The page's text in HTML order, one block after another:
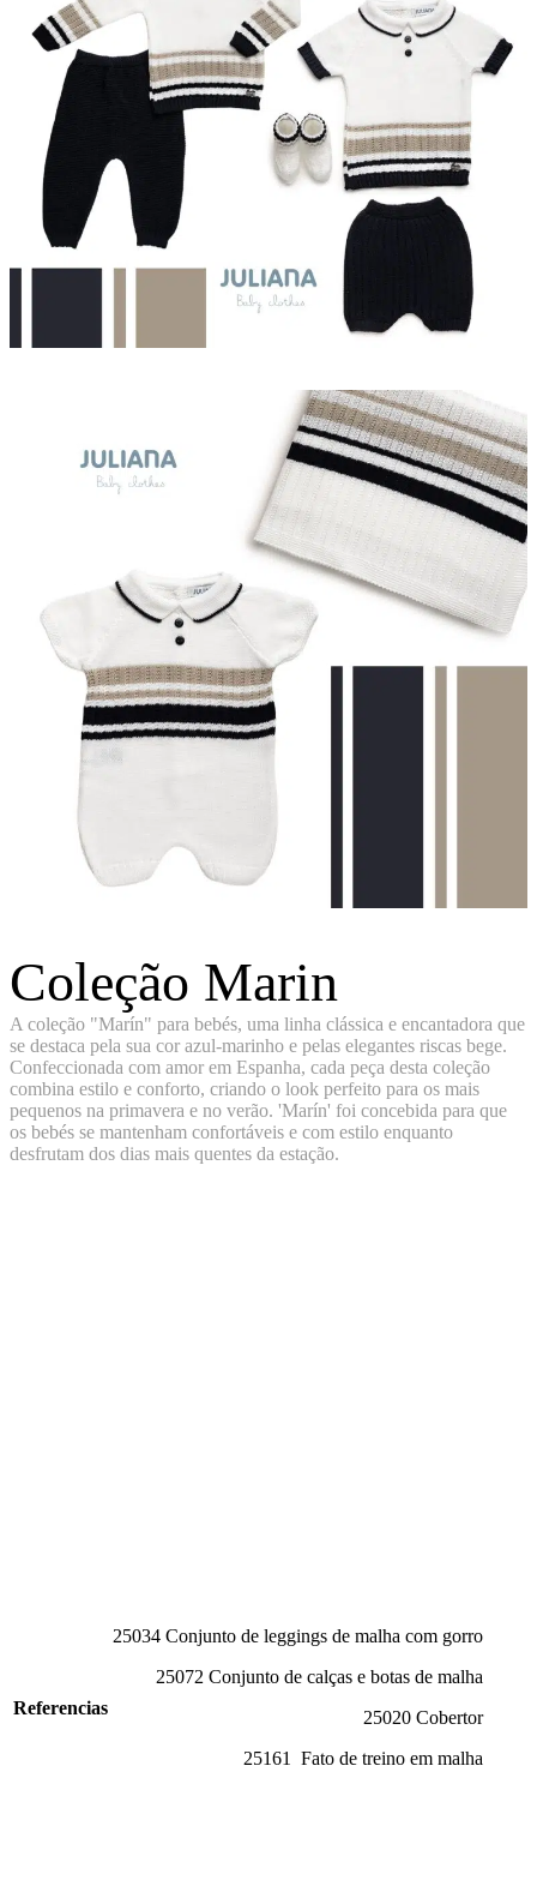
Coleção Marin
A coleção "Marín" para bebés, uma linha clássica e encantadora que
se destaca pela sua cor azul-marinho e pelas elegantes riscas bege.
Confeccionada com amor em Espanha, cada peça desta coleção
combina estilo e conforto, criando o look perfeito para os mais
pequenos na primavera e no verão. 'Marín' foi concebida para que
os bebés se mantenham confortáveis e com estilo enquanto
desfrutam dos dias mais quentes da estação.
Referencias
25034 Conjunto de leggings de malha com gorro
25072 Conjunto de calças e botas de malha
25020 Cobertor
25161 Fato de treino em malha